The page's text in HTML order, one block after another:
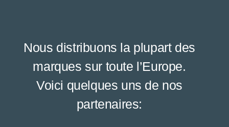
Nous distribuons la plupart des
marques sur toute l’Europe.
Voici quelques uns de nos
partenaires: